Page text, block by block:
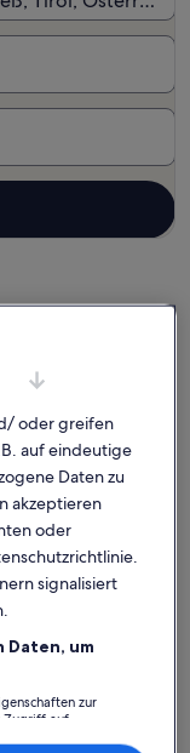
Ferienunterkünfte
wem du deinen
mit Freunden,
du wirst die
Dazu gehören
Wovon du auch
Unterkunft, die all
Angebot mit
barrierearmer oder
oder greifen
auf eindeutige
Daten zu
akzeptieren
oder
signalisiert
um
zur
Zugriff auf